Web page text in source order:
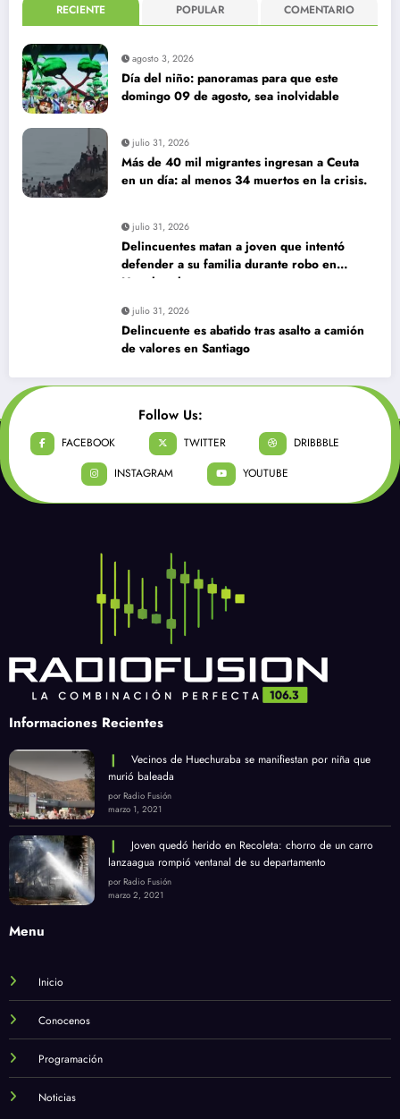
RECIENTE POPULAR COMENTARIO
agosto 3, 2026
Día del niño: panoramas para que este
domingo 09 de agosto, sea inolvidable
julio 31, 2026
Más de 40 mil migrantes ingresan a Ceuta
en un día: al menos 34 muertos en la crisis.
julio 31, 2026
Delincuentes matan a joven que intentó
defender a su familia durante robo en
Huechuraba
julio 31, 2026
Delincuente es abatido tras asalto a camión
de valores en Santiago
Follow Us:
FACEBOOK TWITTER
DRIBBBLE
INSTAGRAM
YOUTUBE
Informaciones Recientes
Vecinos de Huechuraba se manifiestan por niña que
murió baleada
por Radio Fusión
marzo 1, 2021
Joven quedó herido en Recoleta: chorro de un carro
lanzaagua rompió ventanal de su departamento
por Radio Fusión
marzo 2, 2021
Menu
Inicio
Conocenos
Programación
Noticias